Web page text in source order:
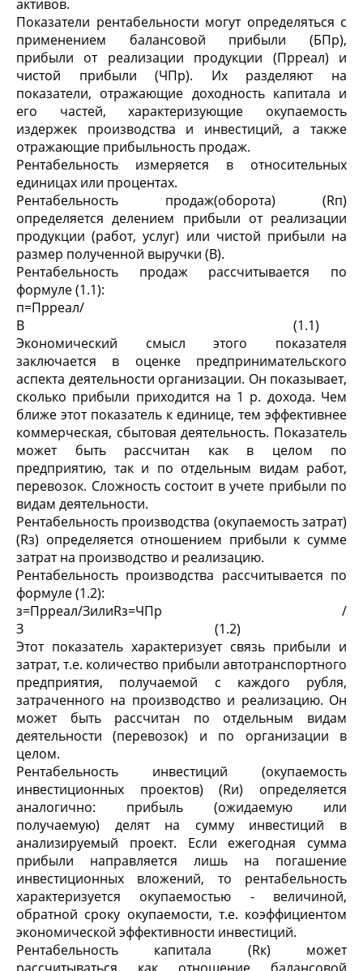
активов.
Показатели рентабельности могут определяться с
применением балансовой прибыли (БПр),
прибыли от реализации продукции (Прреал) и
чистой прибыли (ЧПр). Их разделяют на
показатели, отражающие доходность капитала и
его частей, характеризующие окупаемость
издержек производства и инвестиций, а также
отражающие прибыльность продаж.
Рентабельность измеряется в относительных
единицах или процентах.
Рентабельность продаж(оборота) (Rп)
определяется делением прибыли от реализации
продукции (работ, услуг) или чистой прибыли на
размер полученной выручки (В).
Рентабельность продаж рассчитывается по
формуле (1.1):
п=Прреал/
В (1.1)
Экономический смысл этого показателя
заключается в оценке предпринимательского
аспекта деятельности организации. Он показывает,
сколько прибыли приходится на 1 р. дохода. Чем
ближе этот показатель к единице, тем эффективнее
коммерческая, сбытовая деятельность. Показатель
может быть рассчитан как в целом по
предприятию, так и по отдельным видам работ,
перевозок. Сложность состоит в учете прибыли по
видам деятельности.
Рентабельность производства (окупаемость затрат)
(Rз) определяется отношением прибыли к сумме
затрат на производство и реализацию.
Рентабельность производства рассчитывается по
формуле (1.2):
з=Прреал/ЗилиRз=ЧПр /
З (1.2)
Этот показатель характеризует связь прибыли и
затрат, т.е. количество прибыли автотранспортного
предприятия, получаемой с каждого рубля,
затраченного на производство и реализацию. Он
может быть рассчитан по отдельным видам
деятельности (перевозок) и по организации в
целом.
Рентабельность инвестиций (окупаемость
инвестиционных проектов) (Rи) определяется
аналогично: прибыль (ожидаемую или
получаемую) делят на сумму инвестиций в
анализируемый проект. Если ежегодная сумма
прибыли направляется лишь на погашение
инвестиционных вложений, то рентабельность
характеризуется окупаемостью - величиной,
обратной сроку окупаемости, т.е. коэффициентом
экономической эффективности инвестиций.
Рентабельность капитала (Rк) может